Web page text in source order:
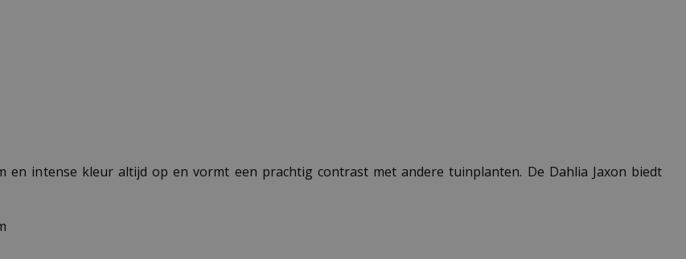
en intense kleur altijd op en vormt een prachtig contrast met andere tuinplanten. De Dahlia Jaxon biedt